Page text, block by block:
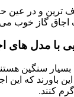
ترین و در عین
اجاق گاز خوب
با مدل های
سنگین
این باورند که
کنند.